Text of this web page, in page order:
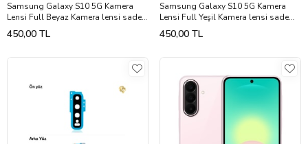
Samsung Galaxy S10 5G Kamera
Lensi Full Beyaz Kamera lensi sade
lens kamera camı kamera merceği
450,00 TL
Samsung Galaxy S10 5G Kamera
Lensi Full Yeşil Kamera lensi sade
lens kamera camı kamera merceği
450,00 TL